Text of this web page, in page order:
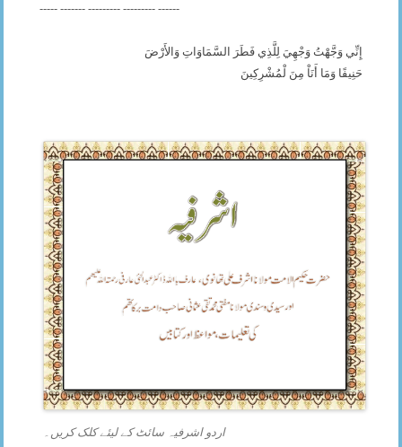
----- ------- --------- --------- ------
إِنِّي وَجَّهْتُ وَجْهِيَ لِلَّذِي فَطَرَ السَّمَاوَاتِ وَالأَرْضَ
حَنِيفًا وَمَا أَنَاْ مِنَ لْمُشْرِكِينَ
اردو اشرفیہ سائٹ کے لیئے کلک کریں۔